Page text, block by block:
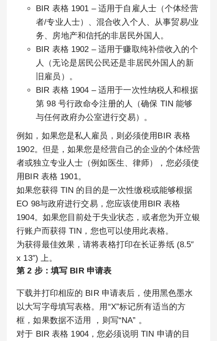
BIR 表格 1901 – 适用于自雇人士（个体经营
者/专业人士）、混合收入个人、从事贸易/业
务、房地产和信托的非居民外国人。
BIR 表格 1902 – 适用于赚取纯补偿收入的个
人（无论是居民公民还是非居民外国人的新
旧雇员）。
BIR 表格 1904 – 适用于一次性纳税人和根据
第 98 号行政命令注册的人（确保 TIN 能够
与任何政府办公室进行交易）。
例如，如果您是私人雇员，则必须使用BIR 表格
1902。但是，如果您是经营自己的企业的个体经营
者或独立专业人士（例如医生、律师），您必须使
用BIR 表格 1901。
如果您获得 TIN 的目的是一次性缴税或能够根据
EO 98与政府进行交易，您应该使用BIR 表格
1904。如果您目前处于失业状态，或者您为开立银
行账户而获得 TIN，您也可以使用此表格。
为获得最佳效果，请将表格打印在长证券纸 (8.5″
x 13″) 上。
第 2 步：填写 BIR 申请表
下载并打印相应的 BIR 申请表后，使用黑色墨水
以大写字母填写表格。用“X”标记所有适当的方
框，如果数据不适用 ，则写“NA” 。
对于 BIR 表格 1904，您必须说明 TIN 申请的目